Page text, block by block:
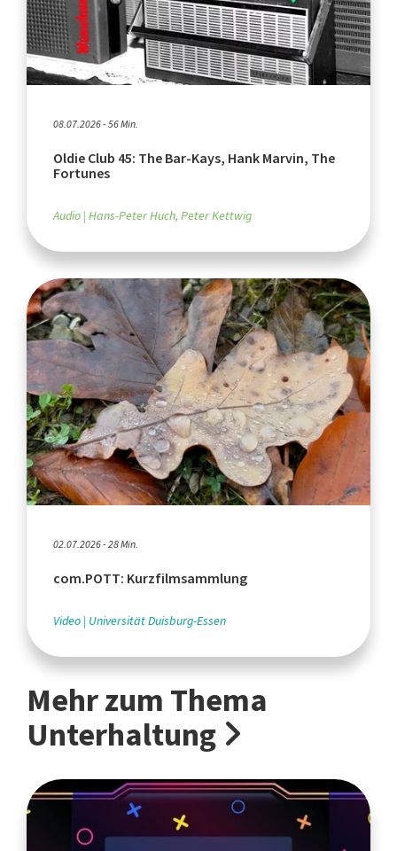
08.07.2026 - 56 Min.
Oldie Club 45: The Bar-Kays, Hank Marvin, The
Fortunes
Audio Hans-Peter Huch, Peter Kettwig
02.07.2026 - 28 Min.
com.POTT: Kurzfilmsammlung
Video Universität Duisburg-Essen
Mehr zum Thema
Unterhaltung